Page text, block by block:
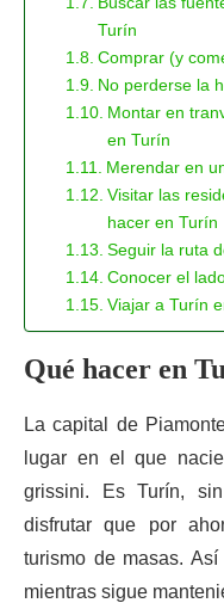
Turín
Comprar (y
No perderse la
Montar en
en Turín
Merendar en
Visitar las
hacer en Turín
Seguir la ruta
Conocer el
Viajar a Turín
Qué hacer en
La capital de
lugar en el que
grissini. Es Turín,
disfrutar que por
turismo de masas.
mientras sigue